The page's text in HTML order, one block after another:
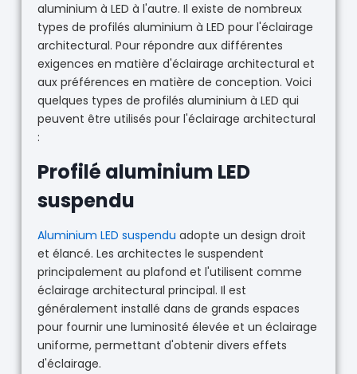
aluminium à LED à l'autre. Il existe de nombreux
types de profilés aluminium à LED pour l'éclairage
architectural. Pour répondre aux différentes
exigences en matière d'éclairage architectural et
aux préférences en matière de conception. Voici
quelques types de profilés aluminium à LED qui
peuvent être utilisés pour l'éclairage architectural
:
Profilé aluminium LED
suspendu
Aluminium LED suspendu adopte un design droit
et élancé. Les architectes le suspendent
principalement au plafond et l'utilisent comme
éclairage architectural principal. Il est
généralement installé dans de grands espaces
pour fournir une luminosité élevée et un éclairage
uniforme, permettant d'obtenir divers effets
d'éclairage.